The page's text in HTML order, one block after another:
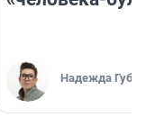
Надежда